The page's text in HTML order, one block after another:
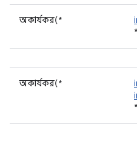
অকার্যকর(*
অকার্যকর(*